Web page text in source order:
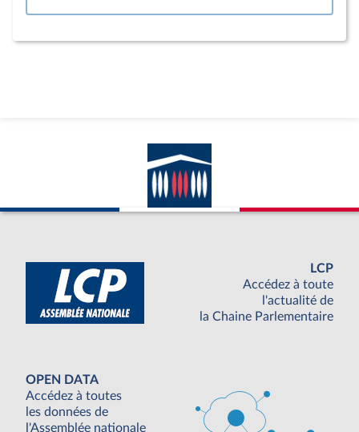
LCP
Accédez à toute
l'actualité de
la Chaine Parlementaire
OPEN DATA
Accédez à toutes
les données de
l'Assemblée nationale